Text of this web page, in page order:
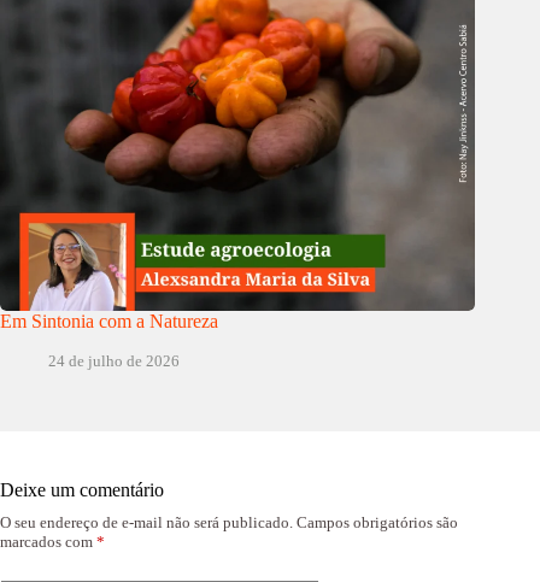
Em Sintonia com a Natureza
24 de julho de 2026
Deixe um comentário
O seu endereço de e-mail não será publicado. Campos obrigatórios são
marcados com *